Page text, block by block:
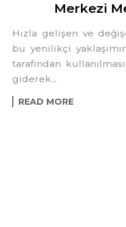
Merkezi
Hızla gelişen ve
bu yenilikçi
tarafından
giderek...
READ MORE